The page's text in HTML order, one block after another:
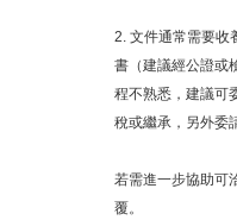
2. 文件通常需要收
書（建議經公證或
程不熟悉，建議可
稅或繼承，另外委
若需進一步協助可
覆。